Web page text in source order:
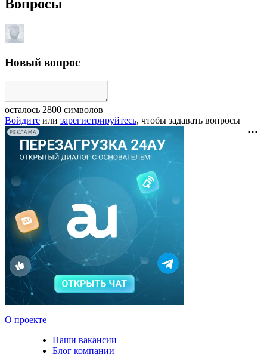
Вопросы
Новый вопрос
осталось 2800 символов
Войдите или зарегистрируйтесь, чтобы задавать вопросы
РЕКЛАМА
О проекте
Наши вакансии
Блог компании